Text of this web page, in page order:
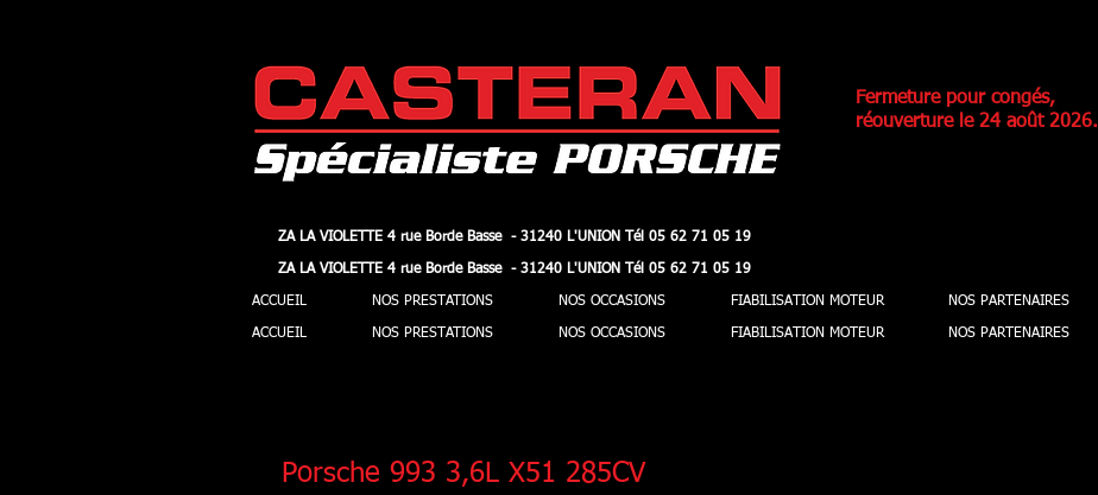
ZA LA VIOLETTE 4 rue Borde Basse - 31240 L'UNION Tél 05 62 71 05 19
ACCUEIL NOS PRESTATIONS NOS OCCASIONS FIABILISATION MOTEUR NOS PARTENAIRES
Fermeture pour congés,
réouverture le 24 août 2026.
ZA LA VIOLETTE 4 rue Borde Basse - 31240 L'UNION Tél 05 62 71 05 19
ACCUEIL NOS PRESTATIONS NOS OCCASIONS FIABILISATION MOTEUR NOS PARTENAIRES
Porsche 993 3,6L X51 285CV